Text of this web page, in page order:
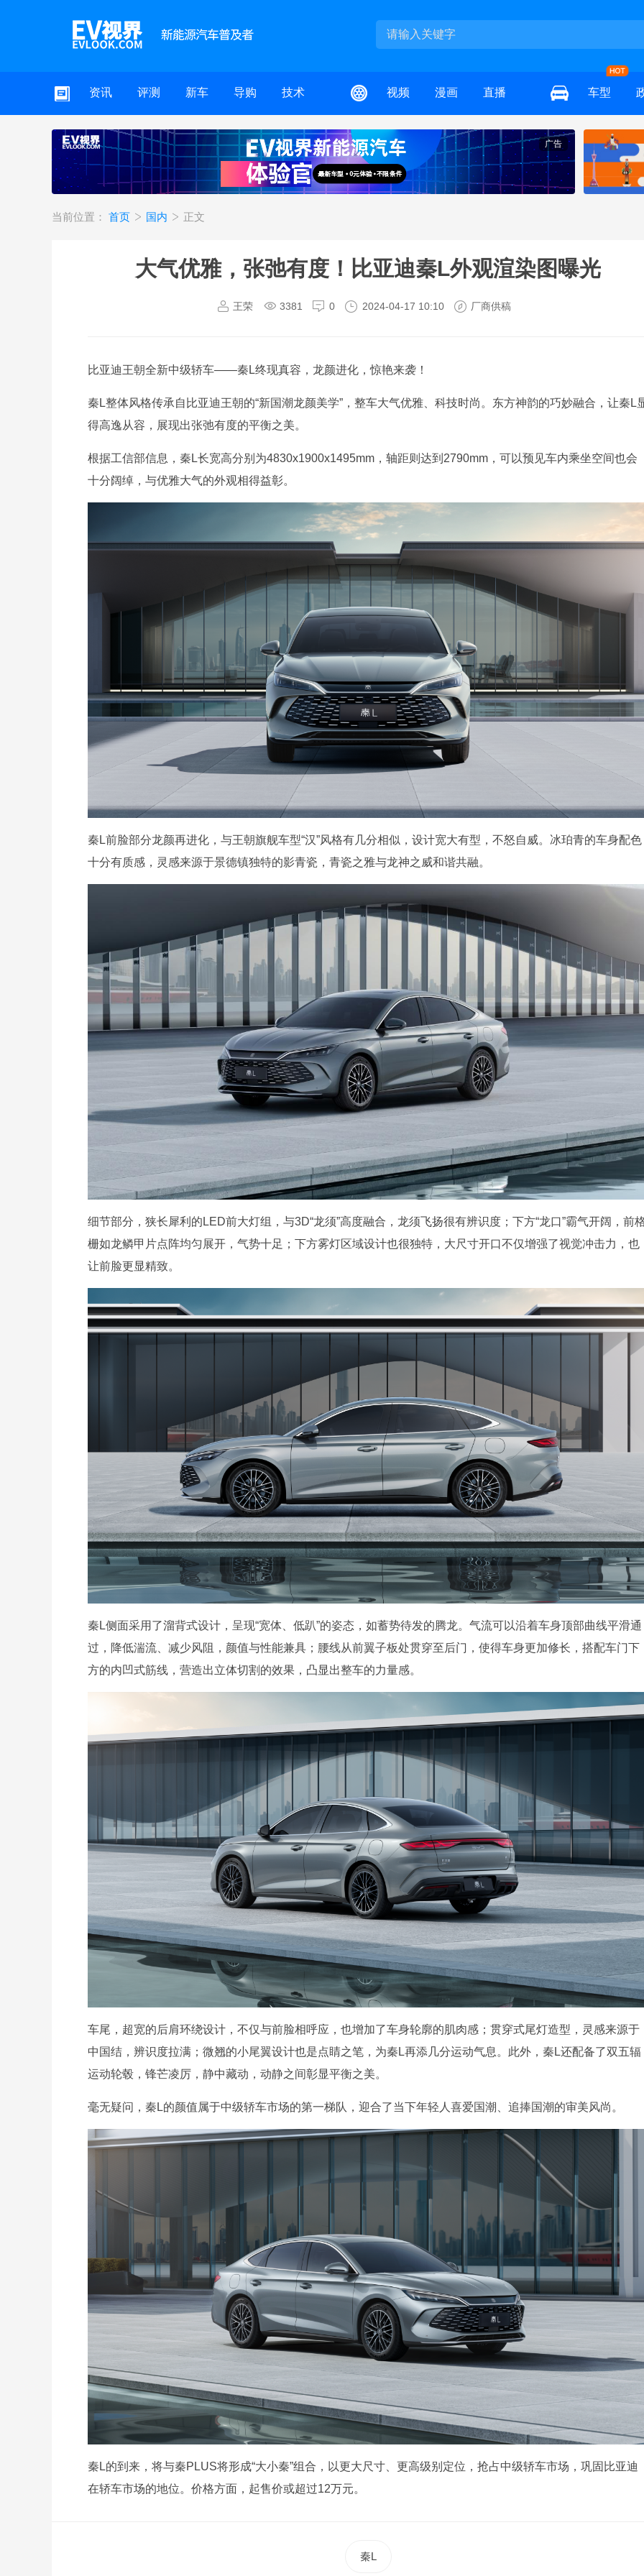
资讯 评测 新车 导购 技术 视频 漫画 直播 车型
广告
当前位置： 首页 国内 正文
大气优雅，张弛有度！比亚迪秦L外观渲染图曝光
王荣 3381 0 2024-04-17 10:10 厂商供稿
比亚迪王朝全新中级轿车——秦L终现真容，龙颜进化，惊艳来袭！
秦L整体风格传承自比亚迪王朝的“新国潮龙颜美学”，整车大气优雅、科技时尚。东方神韵的巧妙融合，让秦L
得高逸从容，展现出张弛有度的平衡之美。
根据工信部信息，秦L长宽高分别为4830x1900x1495mm，轴距则达到2790mm，可以预见车内乘坐空间也会
十分阔绰，与优雅大气的外观相得益彰。
秦L前脸部分龙颜再进化，与王朝旗舰车型“汉”风格有几分相似，设计宽大有型，不怒自威。冰珀青的车身配色
十分有质感，灵感来源于景德镇独特的影青瓷，青瓷之雅与龙神之威和谐共融。
细节部分，狭长犀利的LED前大灯组，与3D“龙须”高度融合，龙须飞扬很有辨识度；下方“龙口”霸气开阔，前
栅如龙鳞甲片点阵均匀展开，气势十足；下方雾灯区域设计也很独特，大尺寸开口不仅增强了视觉冲击力，也
让前脸更显精致。
秦L侧面采用了溜背式设计，呈现“宽体、低趴”的姿态，如蓄势待发的腾龙。气流可以沿着车身顶部曲线平滑通
过，降低湍流、减少风阻，颜值与性能兼具；腰线从前翼子板处贯穿至后门，使得车身更加修长，搭配车门下
方的内凹式筋线，营造出立体切割的效果，凸显出整车的力量感。
车尾，超宽的后肩环绕设计，不仅与前脸相呼应，也增加了车身轮廓的肌肉感；贯穿式尾灯造型，灵感来源于
中国结，辨识度拉满；微翘的小尾翼设计也是点睛之笔，为秦L再添几分运动气息。此外，秦L还配备了双五辐
运动轮毂，锋芒凌厉，静中藏动，动静之间彰显平衡之美。
毫无疑问，秦L的颜值属于中级轿车市场的第一梯队，迎合了当下年轻人喜爱国潮、追捧国潮的审美风尚。
秦L的到来，将与秦PLUS将形成“大小秦”组合，以更大尺寸、更高级别定位，抢占中级轿车市场，巩固比亚迪
在轿车市场的地位。价格方面，起售价或超过12万元。
秦L